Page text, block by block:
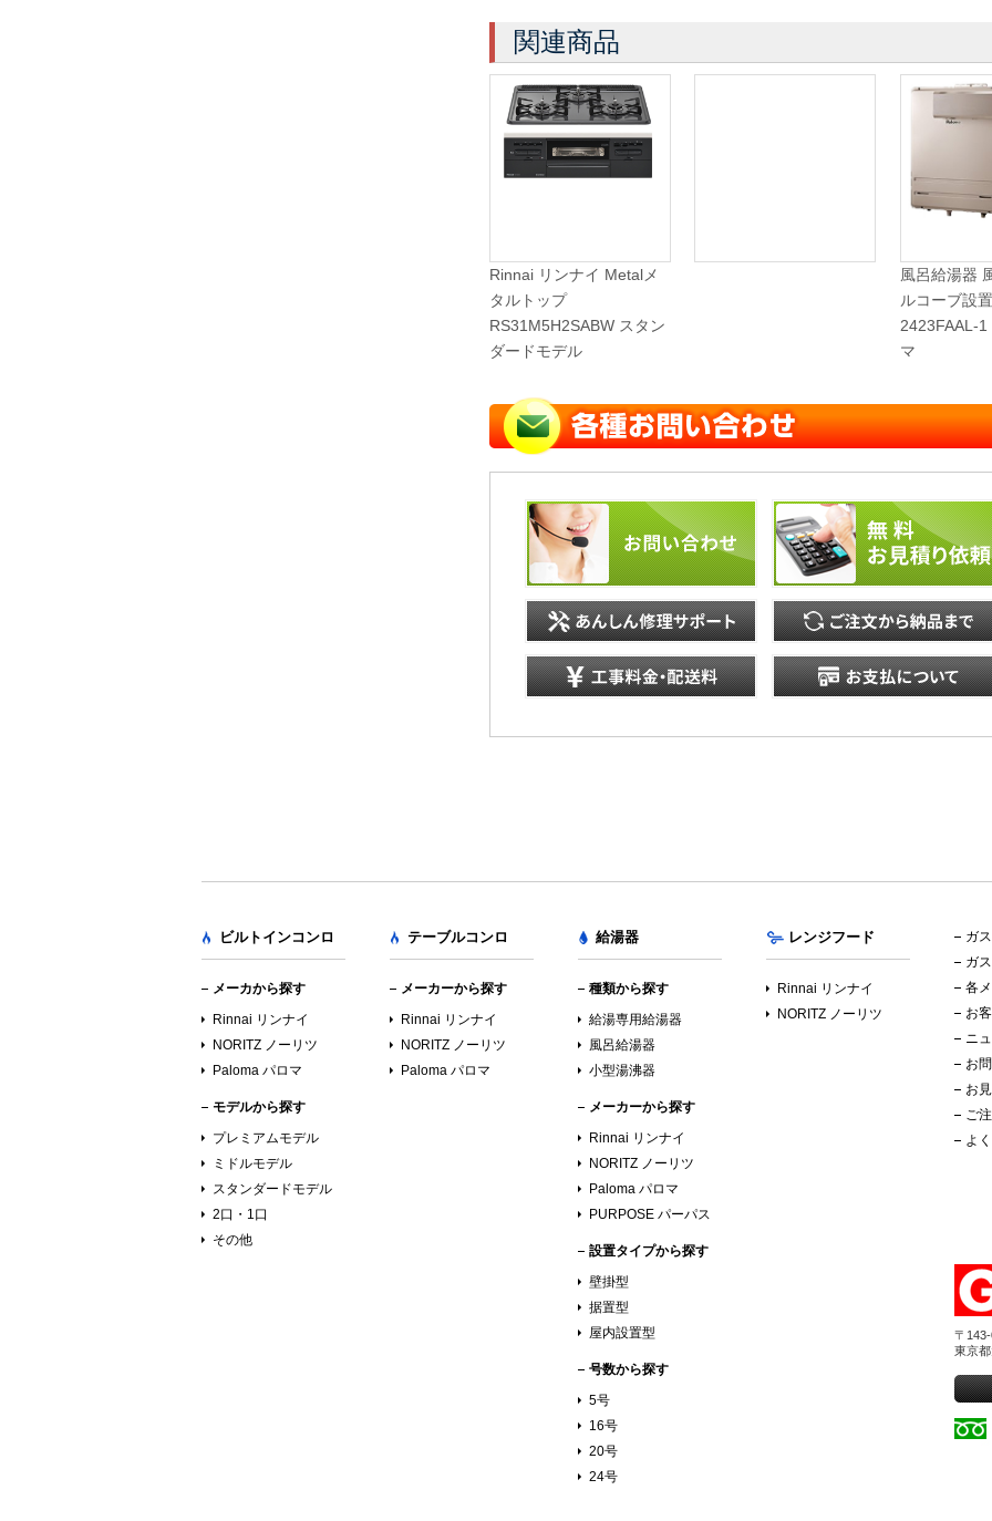
関連商品
Rinnai リンナイ Metalメ
タルトップ
RS31M5H2SABW スタン
ダードモデル
風呂給湯器
ルコーブ設
2423FAAL-1
マ
ビルトインコンロ
メーカから探す
Rinnai リンナイ
NORITZ ノーリツ
Paloma パロマ
モデルから探す
プレミアムモデル
ミドルモデル
スタンダードモデル
2口・1口
その他
テーブルコンロ
メーカーから探す
Rinnai リンナイ
NORITZ ノーリツ
Paloma パロマ
給湯器
種類から探す
給湯専用給湯器
風呂給湯器
小型湯沸器
メーカーから探す
Rinnai リンナイ
NORITZ ノーリツ
Paloma パロマ
PURPOSE パーパス
設置タイプから探す
壁掛型
据置型
屋内設置型
号数から探す
5号
16号
20号
24号
レンジフード
Rinnai リンナイ
NORITZ ノーリツ
ガ
ガ
各
お
ニ
お
お
ご
よ
〒
東京